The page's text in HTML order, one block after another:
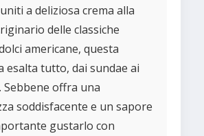
a deliziosa crema alla
delle classiche
americane, questa
esalta tutto, dai sundae ai
Sebbene offra una
soddisfacente e un sapore
gustarlo con